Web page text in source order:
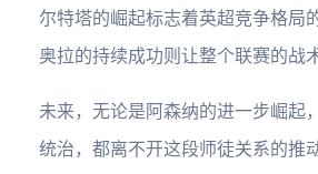
尔特塔的崛起标志着英超竞争格局
奥拉的持续成功则让整个联赛的战
未来，无论是阿森纳的进一步崛起
统治，都离不开这段师徒关系的推